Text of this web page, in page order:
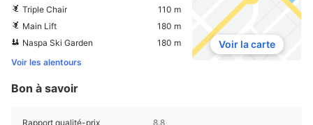
Triple Chair
110 m
Main Lift
180 m
Naspa Ski Garden
180 m
Voir les alentours
Voir la carte
Bon à savoir
Rapport qualité-prix 8.8